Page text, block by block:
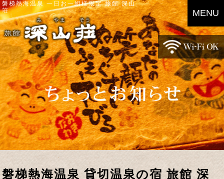
磐梯熱海温泉 一日お一組様限定 旅館 深山
荘
磐梯熱海温泉 貸切温泉の宿 旅館 深
MENU